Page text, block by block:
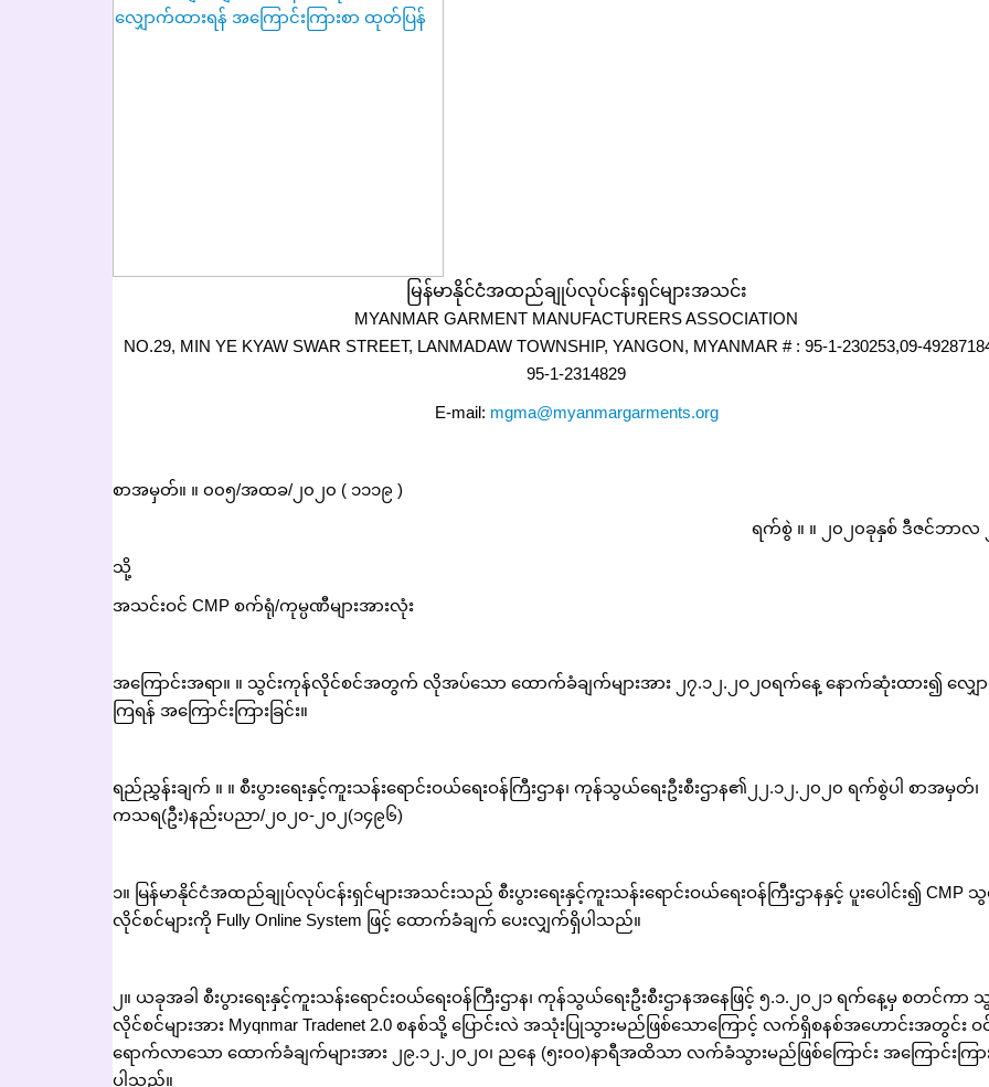
မြန်မာနိုင်ငံအထည်ချုပ်လုပ်ငန်းရှင်များအသင်း
MYANMAR GARMENT MANUFACTURERS ASSOCIATION
NO.29, MIN YE KYAW SWAR STREET, LANMADAW TOWNSHIP, YANGON, MYANMAR # : 95-1-230253,09-
95-1-2314829
E-mail: mgma@myanmargarments.org
စာအမှတ်။ ။ ၀၀၅/အထခ/၂၀၂၀ ( ၁၁၁၉ )
ရက်စွဲ ။ ။ ၂၀၂၀ခုနှစ် ဒီဇင်ဘာလ
သို့
အသင်းဝင် CMP စက်ရုံ/ကုမ္ပဏီများအားလုံး
အကြောင်းအရာ။ ။ သွင်းကုန်လိုင်စင်အတွက် လိုအပ်သော ထောက်ခံချက်များအား ၂၇.၁၂.၂ဝ၂ဝရက်နေ့ နောက်ဆုံးထား၍ လျှေ
ကြရန် အကြောင်းကြားခြင်း။
ရည်ညွှန်းချက် ။ ။ စီးပွားရေးနှင့်ကူးသန်းရောင်းဝယ်ရေးဝန်ကြီးဌာန၊ ကုန်သွယ်ရေးဦးစီးဌာန၏၂၂.၁၂.၂၀၂၀ ရက်စွဲပါ စာအမှတ်၊
ကသရ(ဦး)နည်းပညာ/၂၀၂၀-၂၀၂(၁၄၉၆)
၁။ မြန်မာနိုင်ငံအထည်ချုပ်လုပ်ငန်းရှင်များအသင်းသည် စီးပွားရေးနှင့်ကူးသန်းရောင်းဝယ်ရေးဝန်ကြီးဌာနနှင့် ပူးပေါင်း၍ CMP
လိုင်စင်များကို Fully Online System ဖြင့် ထောက်ခံချက် ပေးလျှက်ရှိပါသည်။
၂။ ယခုအခါ စီးပွားရေးနှင့်ကူးသန်းရောင်းဝယ်ရေးဝန်ကြီးဌာန၊ ကုန်သွယ်ရေးဦးစီးဌာနအနေဖြင့် ၅.၁.၂၀၂၁ ရက်နေ့မှ စတင်ကာ
လိုင်စင်များအား Myqnmar Tradenet 2.0 စနစ်သို့ ပြောင်းလဲ အသုံးပြုသွားမည်ဖြစ်သောကြောင့် လက်ရှိစနစ်အဟောင်းအတွင်း ဝ
ရောက်လာသော ထောက်ခံချက်များအား ၂၉.၁၂.၂၀၂၀၊ ညနေ (၅း၀၀)နာရီအထိသာ လက်ခံသွားမည်ဖြစ်ကြောင်း အကြောင်းကြာ
ပါသည်။